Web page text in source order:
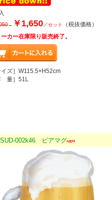
→ ￥1,650／セット
（税抜価格）
カー在庫限り販売終了。
イズ］W115.5×H52cm
量］51L
002k46 ビアマグ